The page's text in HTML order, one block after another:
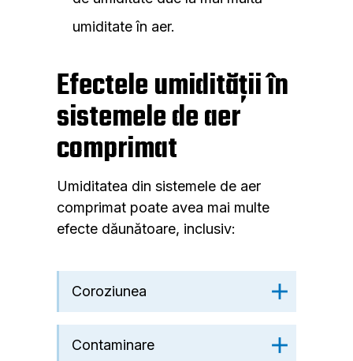
umiditate în aer.
Efectele umidității în
sistemele de aer
comprimat
Umiditatea din sistemele de aer
comprimat poate avea mai multe
efecte dăunătoare, inclusiv:
Coroziunea
Contaminare